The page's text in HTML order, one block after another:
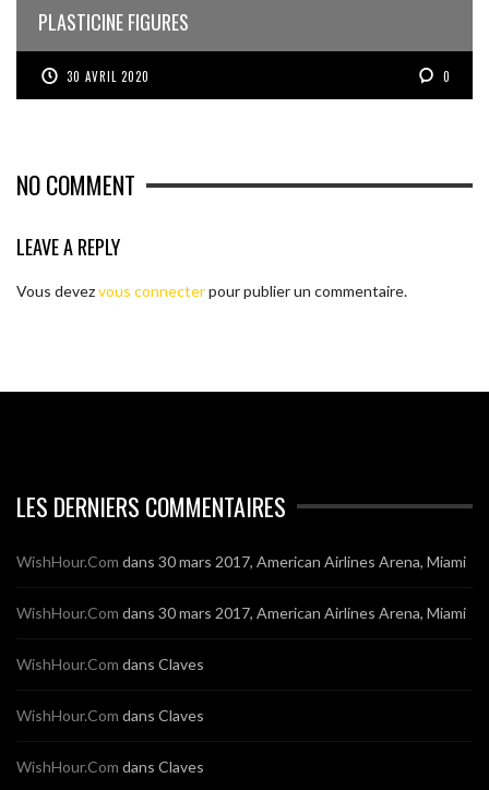
PLASTICINE FIGURES
30 AVRIL 2020 0
NO COMMENT
LEAVE A REPLY
Vous devezvous connecterpour publier un commentaire.
LES DERNIERS COMMENTAIRES
WishHour.Com dans 30 mars 2017, American Airlines Arena, Miami
WishHour.Com dans 30 mars 2017, American Airlines Arena, Miami
WishHour.Com dans Claves
WishHour.Com dans Claves
WishHour.Com dans Claves